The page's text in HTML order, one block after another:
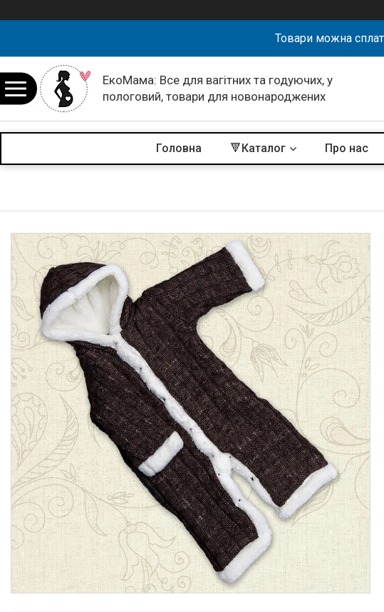
Товари можна
ЕкоМама: Все для вагітних та годуючих, у
пологовий, товари для новонароджених
Головна 🔻Каталог Про нас